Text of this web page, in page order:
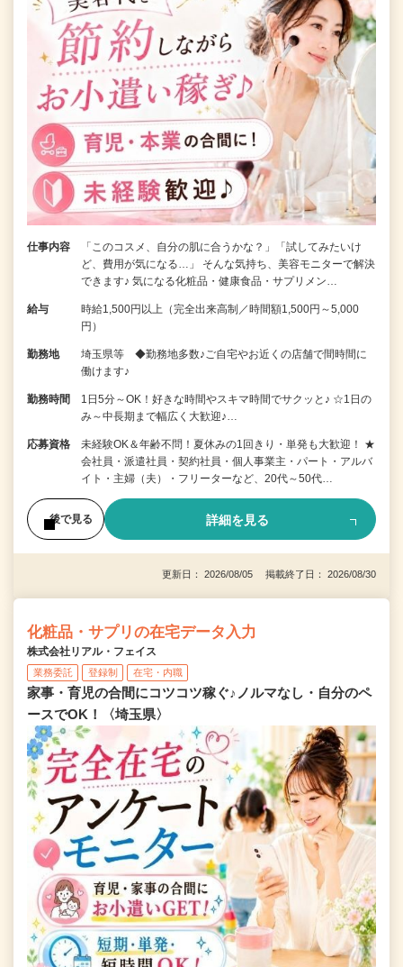
仕事内容
「このコスメ、自分の肌に合うかな？」「試してみたいけ
ど、費用が気になる…」 そんな気持ち、美容モニターで解決
できます♪ 気になる化粧品・健康食品・サプリメン…
給与
時給1,500円以上（完全出来高制／時間額1,500円～5,000
円）
勤務地
埼玉県等 ◆勤務地多数♪ご自宅やお近くの店舗で間時間に
働けます♪
勤務時間
1日5分～OK！好きな時間やスキマ時間でサクッと♪ ☆1日の
み～中長期まで幅広く大歓迎♪…
応募資格
未経験OK＆年齢不問！夏休みの1回きり・単発も大歓迎！ ★
会社員・派遣社員・契約社員・個人事業主・パート・アルバ
イト・主婦（夫）・フリーターなど、20代～50代…
後で見る 詳細を見る
更新日： 2026/08/05 掲載終了日： 2026/08/30
化粧品・サプリの在宅データ入力
株式会社リアル・フェイス
業務委託 登録制 在宅・内職
家事・育児の合間にコツコツ稼ぐ♪ノルマなし・自分のペ
ースでOK！〈埼玉県〉